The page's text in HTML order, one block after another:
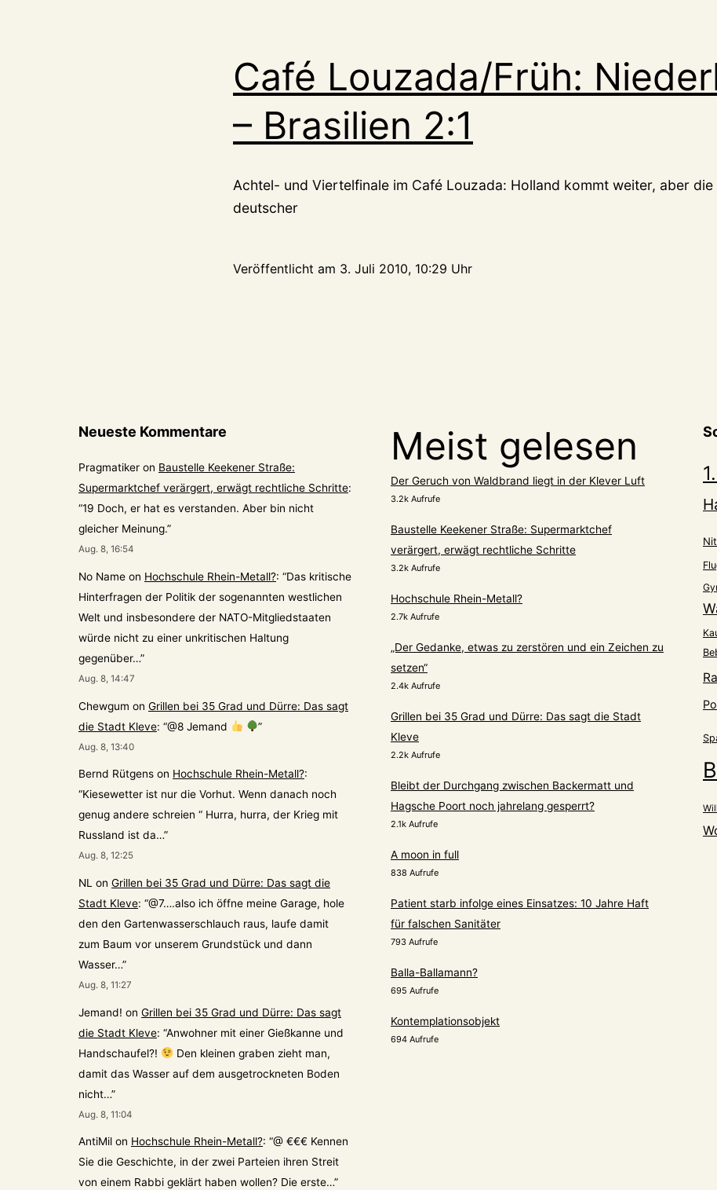
Café Louzada/Früh:
– Brasilien 2:1
Achtel- und Viertelfinale im Café Louzada: Holland kommt weiter, aber
deutscher
Veröffentlicht am 3. Juli 2010, 10:29 Uhr
Neueste Kommentare
Pragmatiker on Baustelle Keekener Straße:
Supermarktchef verärgert, erwägt rechtliche Schritte:
“19 Doch, er hat es verstanden. Aber bin nicht
gleicher Meinung.”
Aug. 8, 16:54
No Name on Hochschule Rhein-Metall?: “Das kritische
Hinterfragen der Politik der sogenannten westlichen
Welt und insbesondere der NATO-Mitgliedstaaten
würde nicht zu einer unkritischen Haltung
gegenüber…”
Aug. 8, 14:47
Chewgum on Grillen bei 35 Grad und Dürre: Das sagt
die Stadt Kleve: “@8 Jemand ”
Aug. 8, 13:40
Bernd Rütgens on Hochschule Rhein-Metall?:
“Kiesewetter ist nur die Vorhut. Wenn danach noch
genug andere schreien “ Hurra, hurra, der Krieg mit
Russland ist da…”
Aug. 8, 12:25
NL on Grillen bei 35 Grad und Dürre: Das sagt die
Stadt Kleve: “@7….also ich öffne meine Garage, hole
den den Gartenwasserschlauch raus, laufe damit
zum Baum vor unserem Grundstück und dann
Wasser…”
Aug. 8, 11:27
Jemand! on Grillen bei 35 Grad und Dürre: Das sagt
die Stadt Kleve: “Anwohner mit einer Gießkanne und
Handschaufel?!
Den kleinen graben zieht man,
damit das Wasser auf dem ausgetrockneten Boden
nicht…”
Aug. 8, 11:04
AntiMil on Hochschule Rhein-Metall?: “@ €€€ Kennen
Sie die Geschichte, in der zwei Parteien ihren Streit
von einem Rabbi geklärt haben wollen? Die erste…”
Meist gelesen
Der Geruch von Waldbrand liegt in der Klever Luft
3.2k Aufrufe
Baustelle Keekener Straße: Supermarktchef
verärgert, erwägt rechtliche Schritte
3.2k Aufrufe
Hochschule Rhein-Metall?
2.7k Aufrufe
„Der Gedanke, etwas zu zerstören und ein Zeichen zu
setzen“
2.4k Aufrufe
Grillen bei 35 Grad und Dürre: Das sagt die Stadt
Kleve
2.2k Aufrufe
Bleibt der Durchgang zwischen Backermatt und
Hagsche Poort noch jahrelang gesperrt?
2.1k Aufrufe
A moon in full
838 Aufrufe
Patient starb infolge eines Einsatzes: 10 Jahre Haft
für falschen Sanitäter
793 Aufrufe
Balla-Ballamann?
695 Aufrufe
Kontemplationsobjekt
694 Aufrufe